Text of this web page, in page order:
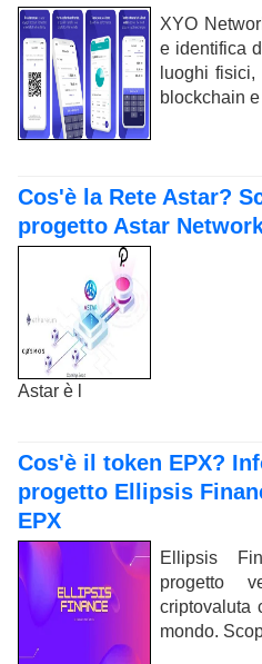
XYO
e identifica
luoghi
blockchain
Cos'è la Rete Astar?
progetto Astar
Astar è l
Cos'è il token EPX?
progetto Ellipsis
EPX
Ellipsis
progetto
criptovaluta
mondo.